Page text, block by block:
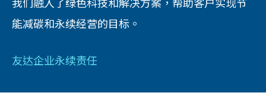
我们融入了绿色科技和解决方案，帮助客户实现节
能减碳和永续经营的目标。
友达企业永续责任